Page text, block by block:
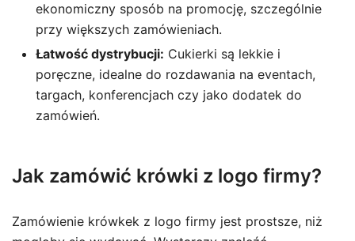
ekonomiczny sposób na promocję, szczególnie
przy większych zamówieniach.
Łatwość dystrybucji: Cukierki są lekkie i
poręczne, idealne do rozdawania na eventach,
targach, konferencjach czy jako dodatek do
zamówień.
Jak zamówić krówki z logo firmy?
Zamówienie krówkek z logo firmy jest prostsze, niż